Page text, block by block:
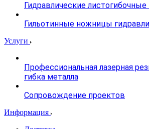
Гидравлические
Гильотинные ножницы
Услуги
Профессиональная лазерная
гибка металла
Сопровождение проектов
Информация